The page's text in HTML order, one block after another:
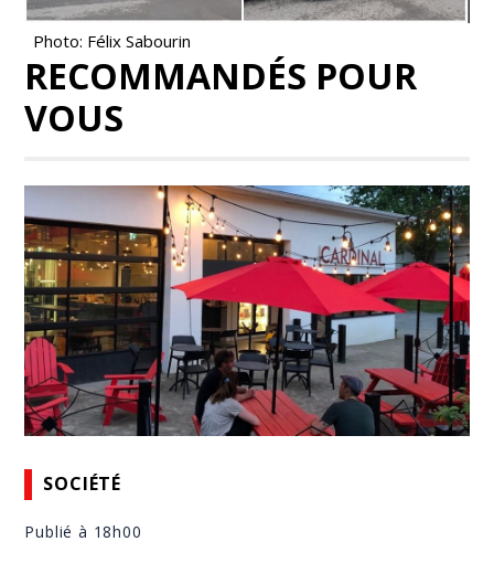
Photo: Félix Sabourin
RECOMMANDÉS POUR
VOUS
SOCIÉTÉ
Publié à 18h00